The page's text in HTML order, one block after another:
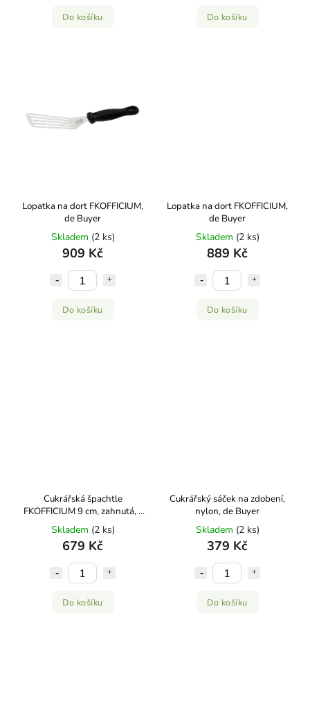
Do košíku Do košíku
Lopatka na dort FKOFFICIUM,
de Buyer
Skladem (2 ks)
909 Kč
Do košíku
Lopatka na dort FKOFFICIUM,
de Buyer
Skladem (2 ks)
889 Kč
Do košíku
Cukrářská špachtle
FKOFFICIUM 9 cm, zahnutá, s
kulatou špičkou, de Buyer
Skladem (2 ks)
679 Kč
Do košíku
Cukrářský sáček na zdobení,
nylon, de Buyer
Skladem (2 ks)
379 Kč
Do košíku